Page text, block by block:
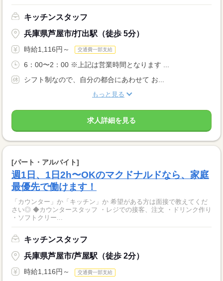
キッチンスタッフ
兵庫県芦屋市/打出駅（徒歩 5分）
時給1,116円～ 交通費一部支給
6：00〜2：00 ※上記は営業時間となります ...
シフト制なので、自分の都合にあわせて お...
もっと見る
求人詳細を見る
[パート・アルバイト]
週1日、1日2h〜OKのマクドナルドなら、家庭
最優先で働けます！
「カウンター」か「キッチン」か 希望がある方は面接で教えてくだ
さい◎ ◆カウンタースタッフ ・レジでの接客、注文 ・ドリンク作り
・ソフトクリー...
キッチンスタッフ
兵庫県芦屋市/芦屋駅（徒歩 2分）
時給1,116円～ 交通費一部支給